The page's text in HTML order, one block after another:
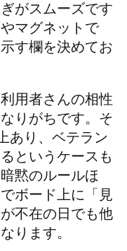
がスムーズです
マグネットで
す欄を決めてお
用者さんの相性
りがちです。そ
あり、ベテラン
というケースも
黙のルールほ
ボード上に「見
不在の日でも他
ります。